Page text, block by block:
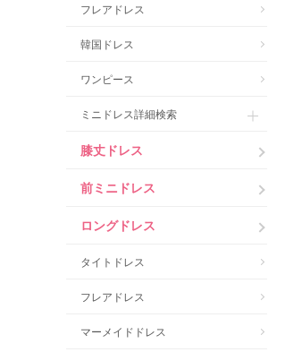
フレアドレス
韓国ドレス
ワンピース
ミニドレス詳細検索
膝丈ドレス
前ミニドレス
ロングドレス
タイトドレス
フレアドレス
マーメイドドレス